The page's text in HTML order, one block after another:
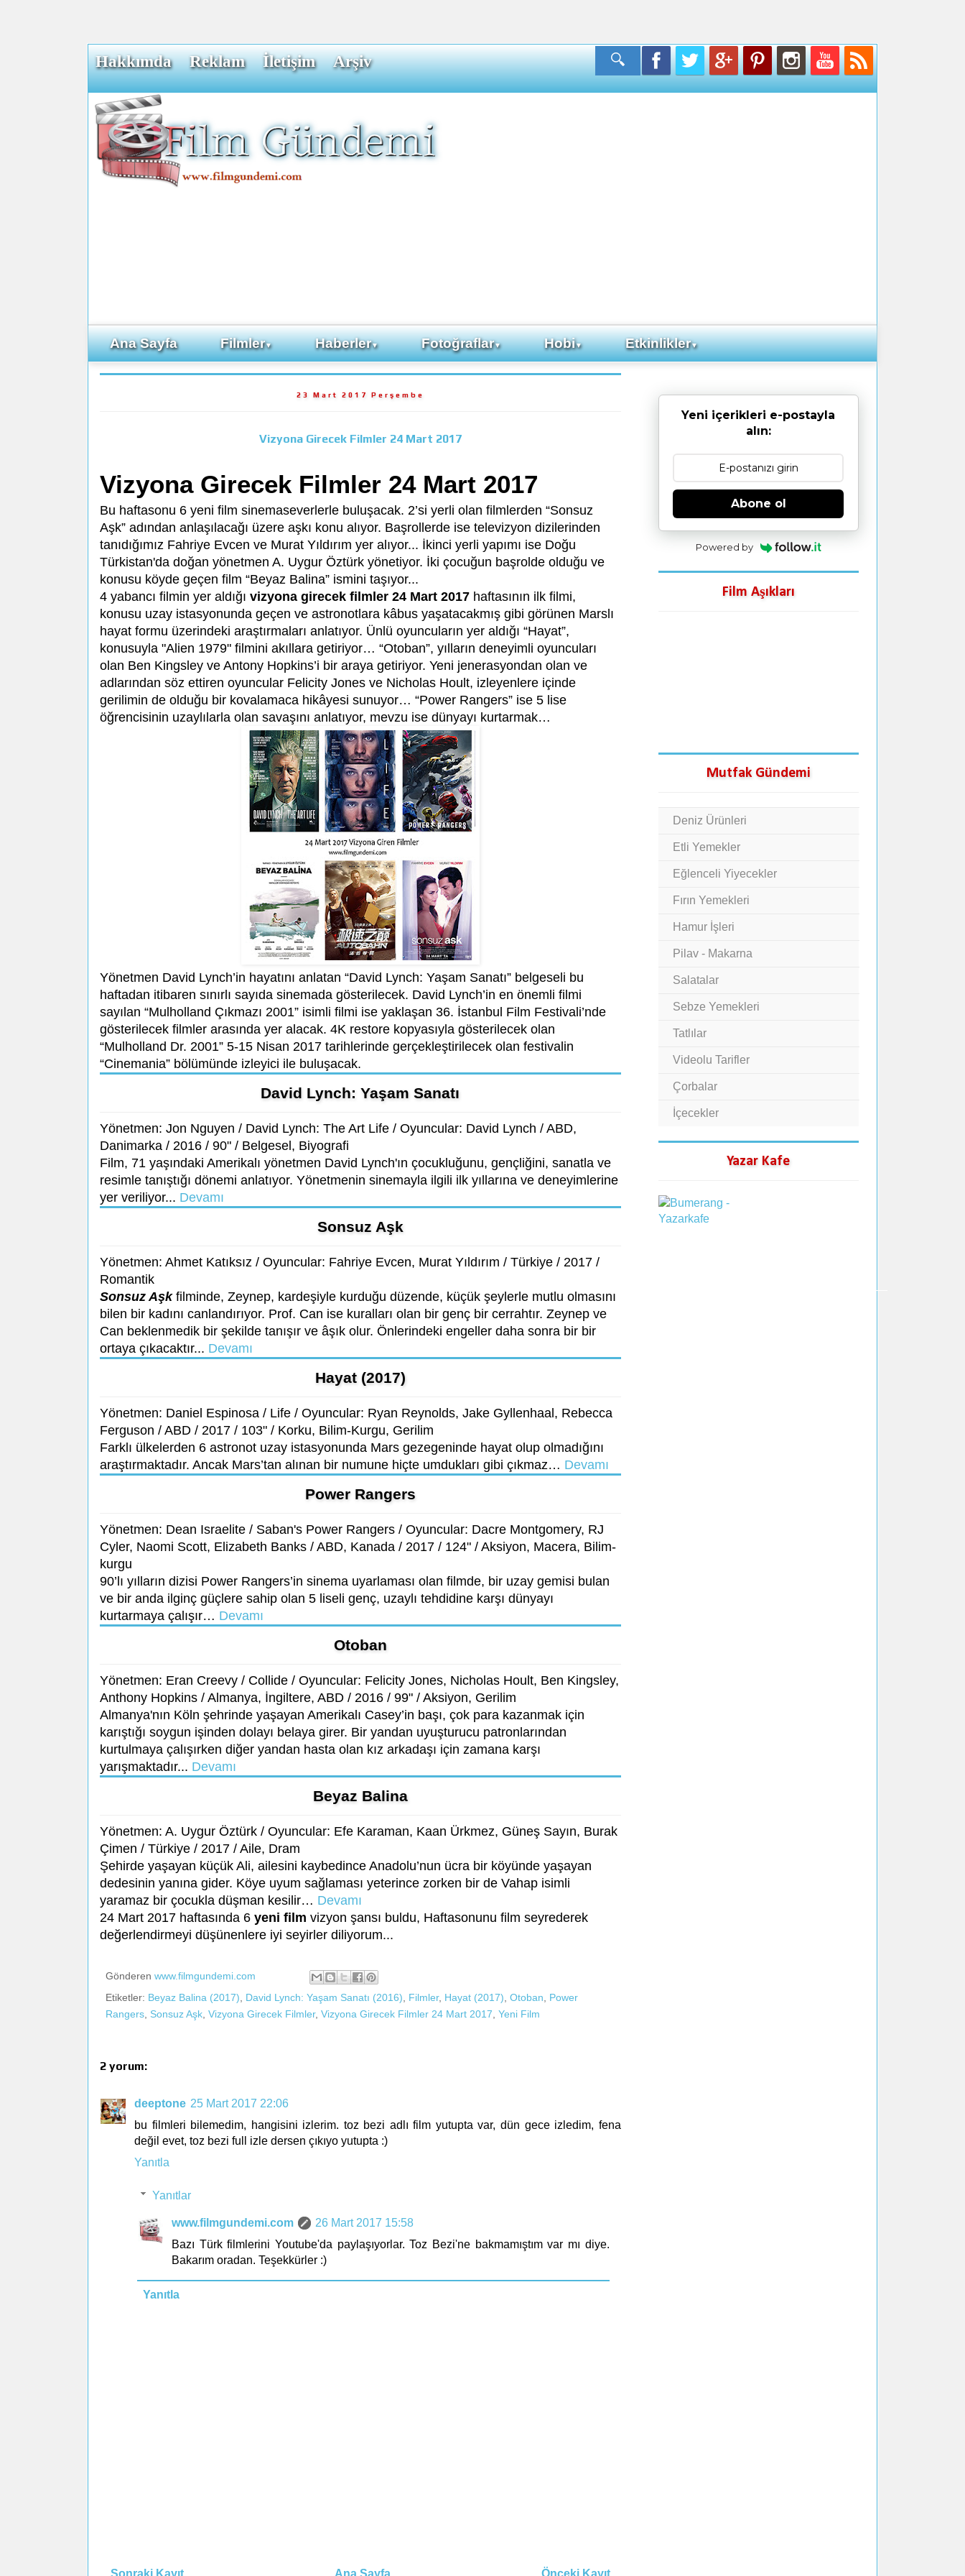
Hakkımda Reklam İletişim Arşiv
Ana Sayfa Filmler▼ Haberler▼ Fotoğraflar▼ Hobi▼ Etkinlikler▼
23 Mart 2017 Perşembe
Vizyona Girecek Filmler 24 Mart 2017
Vizyona Girecek Filmler 24 Mart 2017
Bu haftasonu 6 yeni film sinemaseverlerle buluşacak. 2’si yerli olan filmlerden “Sonsuz
Aşk” adından anlaşılacağı üzere aşkı konu alıyor. Başrollerde ise televizyon dizilerinden
tanıdığımız Fahriye Evcen ve Murat Yıldırım yer alıyor... İkinci yerli yapımı ise Doğu
Türkistan'da doğan yönetmen A. Uygur Öztürk yönetiyor. İki çocuğun başrolde olduğu ve
konusu köyde geçen film “Beyaz Balina” ismini taşıyor...
4 yabancı filmin yer aldığı vizyona girecek filmler 24 Mart 2017 haftasının ilk filmi,
konusu uzay istasyonunda geçen ve astronotlara kâbus yaşatacakmış gibi görünen Marslı
hayat formu üzerindeki araştırmaları anlatıyor. Ünlü oyuncuların yer aldığı “Hayat”,
konusuyla "Alien 1979" filmini akıllara getiriyor… “Otoban”, yılların deneyimli oyuncuları
olan Ben Kingsley ve Antony Hopkins’i bir araya getiriyor. Yeni jenerasyondan olan ve
adlarından söz ettiren oyuncular Felicity Jones ve Nicholas Hoult, izleyenlere içinde
gerilimin de olduğu bir kovalamaca hikâyesi sunuyor… “Power Rangers” ise 5 lise
öğrencisinin uzaylılarla olan savaşını anlatıyor, mevzu ise dünyayı kurtarmak…
Yönetmen David Lynch’in hayatını anlatan “David Lynch: Yaşam Sanatı” belgeseli bu
haftadan itibaren sınırlı sayıda sinemada gösterilecek. David Lynch’in en önemli filmi
sayılan “Mulholland Çıkmazı 2001” isimli filmi ise yaklaşan 36. İstanbul Film Festivali’nde
gösterilecek filmler arasında yer alacak. 4K restore kopyasıyla gösterilecek olan
“Mulholland Dr. 2001” 5-15 Nisan 2017 tarihlerinde gerçekleştirilecek olan festivalin
“Cinemania” bölümünde izleyici ile buluşacak.
David Lynch: Yaşam Sanatı
Yönetmen: Jon Nguyen / David Lynch: The Art Life / Oyuncular: David Lynch / ABD,
Danimarka / 2016 / 90" / Belgesel, Biyografi
Film, 71 yaşındaki Amerikalı yönetmen David Lynch'ın çocukluğunu, gençliğini, sanatla ve
resimle tanıştığı dönemi anlatıyor. Yönetmenin sinemayla ilgili ilk yıllarına ve deneyimlerine
yer veriliyor... Devamı
Sonsuz Aşk
Yönetmen: Ahmet Katıksız / Oyuncular: Fahriye Evcen, Murat Yıldırım / Türkiye / 2017 /
Romantik
Sonsuz Aşkfilminde, Zeynep, kardeşiyle kurduğu düzende, küçük şeylerle mutlu olmasını
bilen bir kadını canlandırıyor. Prof. Can ise kuralları olan bir genç bir cerrahtır. Zeynep ve
Can beklenmedik bir şekilde tanışır ve âşık olur. Önlerindeki engeller daha sonra bir bir
ortaya çıkacaktır... Devamı
Hayat (2017)
Yönetmen: Daniel Espinosa / Life / Oyuncular: Ryan Reynolds, Jake Gyllenhaal, Rebecca
Ferguson / ABD / 2017 / 103" / Korku, Bilim-Kurgu, Gerilim
Farklı ülkelerden 6 astronot uzay istasyonunda Mars gezegeninde hayat olup olmadığını
araştırmaktadır. Ancak Mars’tan alınan bir numune hiçte umdukları gibi çıkmaz… Devamı
Power Rangers
Yönetmen: Dean Israelite / Saban's Power Rangers / Oyuncular: Dacre Montgomery, RJ
Cyler, Naomi Scott, Elizabeth Banks / ABD, Kanada / 2017 / 124" / Aksiyon, Macera, Bilim-
kurgu
90’lı yılların dizisi Power Rangers’in sinema uyarlaması olan filmde, bir uzay gemisi bulan
ve bir anda ilginç güçlere sahip olan 5 liseli genç, uzaylı tehdidine karşı dünyayı
kurtarmaya çalışır… Devamı
Otoban
Yönetmen: Eran Creevy / Collide / Oyuncular: Felicity Jones, Nicholas Hoult, Ben Kingsley,
Anthony Hopkins / Almanya, İngiltere, ABD / 2016 / 99" / Aksiyon, Gerilim
Almanya'nın Köln şehrinde yaşayan Amerikalı Casey’in başı, çok para kazanmak için
karıştığı soygun işinden dolayı belaya girer. Bir yandan uyuşturucu patronlarından
kurtulmaya çalışırken diğer yandan hasta olan kız arkadaşı için zamana karşı
yarışmaktadır... Devamı
Beyaz Balina
Yönetmen: A. Uygur Öztürk / Oyuncular: Efe Karaman, Kaan Ürkmez, Güneş Sayın, Burak
Çimen / Türkiye / 2017 / Aile, Dram
Şehirde yaşayan küçük Ali, ailesini kaybedince Anadolu’nun ücra bir köyünde yaşayan
dedesinin yanına gider. Köye uyum sağlaması yeterince zorken bir de Vahap isimli
yaramaz bir çocukla düşman kesilir… Devamı
24 Mart 2017 haftasında 6 yeni film vizyon şansı buldu, Haftasonunu film seyrederek
değerlendirmeyi düşünenlere iyi seyirler diliyorum...
Gönderen www.filmgundemi.com
Etiketler: Beyaz Balina (2017) David Lynch: Yaşam Sanatı (2016) Filmler, Hayat (2017) Otoban
Power
Rangers Sonsuz Aşk Vizyona Girecek Filmler, Vizyona Girecek Filmler 24 Mart 2017 Yeni Film
2 yorum:
deeptone 25 Mart 2017 22:06
bu filmleri bilemedim, hangisini izlerim. toz bezi adlı film yutupta var, dün gece izledim, fena
değil evet, toz bezi full izle dersen çıkıyo yutupta :)
Yanıtla
Yanıtlar
www.filmgundemi.com
26 Mart 2017 15:58
Bazı Türk filmlerini Youtube'da paylaşıyorlar. Toz Bezi'ne bakmamıştım var mı diye.
Bakarım oradan. Teşekkürler :)
Yanıtla
Sonraki Kayıt Önceki Kayıt
Ana Sayfa
Yeni içerikleri e-postayla
alın:
Abone ol
Powered by
Film Aşıkları
Mutfak Gündemi
Deniz Ürünleri
Etli Yemekler
Eğlenceli Yiyecekler
Fırın Yemekleri
Hamur İşleri
Pilav - Makarna
Salatalar
Sebze Yemekleri
Tatlılar
Videolu Tarifler
Çorbalar
İçecekler
Yazar Kafe